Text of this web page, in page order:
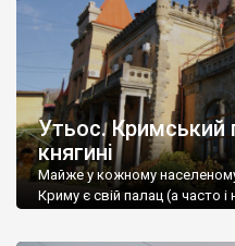
Утьос. Кримський
княгині
Майже у кожному
Криму є свій палац (а часто і